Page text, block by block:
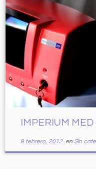
IMPERIUM MED
9 febrero, 2012en Sin